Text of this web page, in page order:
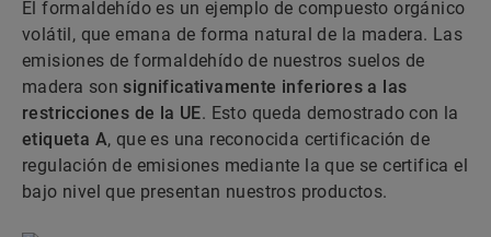
El formaldehído es un ejemplo de compuesto orgánico
volátil, que emana de forma natural de la madera. Las
emisiones de formaldehído de nuestros suelos de
madera sonsignificativamente inferiores a las
restricciones de la UE. Esto queda demostrado con la
etiqueta A, que es una reconocida certificación de
regulación de emisiones mediante la que se certifica el
bajo nivel que presentan nuestros productos.